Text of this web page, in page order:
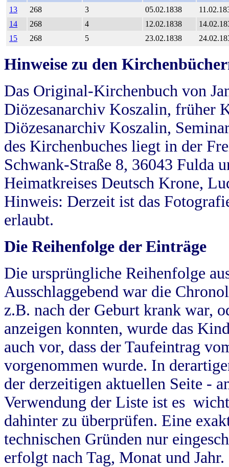
13
268 3 05.02.1838
14
268 4 12.02.1838
15
268 5 23.02.1838
Hinweise zu den
Das Original-Kirchenbuch von
Diözesanarchiv Koszalin, früher
Diözesanarchiv Koszalin,
des Kirchenbuches liegt in der
Schwank-Straße 8, 36043 Fulda
Heimatkreises Deutsch Krone,
Hinweis: Derzeit ist das
erlaubt.
Die Reihenfolge der Einträge
Die ursprüngliche Reihenfolge
Ausschlaggebend war die
z.B. nach der Geburt krank war,
anzeigen konnten, wurde das
auch vor, dass der Taufeintrag
vorgenommen wurde. In
der derzeitigen aktuellen Seite -
Verwendung der Liste ist es
dahinter zu überprüfen. Eine
technischen Gründen nur
erfolgt nach Tag, Monat und Jahr.